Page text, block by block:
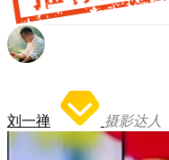
刘一禅 摄影达人